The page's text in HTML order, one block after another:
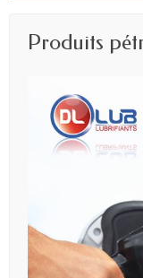
Produits